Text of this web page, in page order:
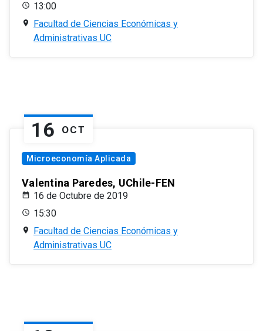
13:00
Facultad de Ciencias Económicas y
Administrativas UC
16 OCT
Microeconomía Aplicada
Valentina Paredes, UChile-FEN
16 de Octubre de 2019
15:30
Facultad de Ciencias Económicas y
Administrativas UC